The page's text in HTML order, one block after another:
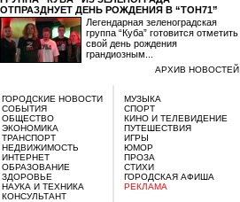
ОТПРАЗДНУЕТ ДЕНЬ РОЖДЕНИЯ В “ТОН71”
Легендарная зеленоградская
группа “Куба” готовится отметить
свой день рождения
грандиозным...
АРХИВ НОВОСТЕЙ
ГОРОДСКИЕ НОВОСТИ
СОБЫТИЯ
ОБЩЕСТВО
ЭКОНОМИКА
ТРАНСПОРТ
НЕДВИЖИМОСТЬ
ИНТЕРНЕТ
ОБРАЗОВАНИЕ
ЗДОРОВЬЕ
НАУКА И ТЕХНИКА
КОНСУЛЬТАНТ
МУЗЫКА
СПОРТ
КИНО И ТЕЛЕВИДЕНИЕ
ПУТЕШЕСТВИЯ
ИГРЫ
ЮМОР
ПРОЗА
СТИХИ
ГОРОДСКАЯ АФИША
РЕКЛАМА